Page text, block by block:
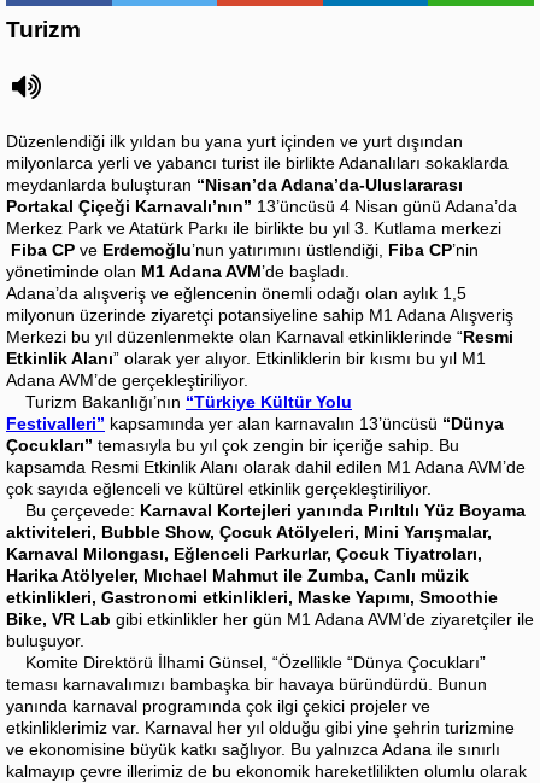
Turizm
Düzenlendiği ilk yıldan bu yana yurt içinden ve yurt dışından
milyonlarca yerli ve yabancı turist ile birlikte Adanalıları sokaklarda
meydanlarda buluşturan “Nisan’da Adana’da-Uluslararası
Portakal Çiçeği Karnavalı’nın” 13’üncüsü 4 Nisan günü Adana’da
Merkez Park ve Atatürk Parkı ile birlikte bu yıl 3. Kutlama merkezi
Fiba CP ve Erdemoğlu’nun yatırımını üstlendiği, Fiba CP’nin
yönetiminde olan M1 Adana AVM’de başladı.
Adana’da alışveriş ve eğlencenin önemli odağı olan aylık 1,5
milyonun üzerinde ziyaretçi potansiyeline sahip M1 Adana Alışveriş
Merkezi bu yıl düzenlenmekte olan Karnaval etkinliklerinde “Resmi
Etkinlik Alanı” olarak yer alıyor. Etkinliklerin bir kısmı bu yıl M1
Adana AVM’de gerçekleştiriliyor.
Turizm Bakanlığı’nın “Türkiye Kültür Yolu
Festivalleri” kapsamında yer alan karnavalın 13’üncüsü “Dünya
Çocukları” temasıyla bu yıl çok zengin bir içeriğe sahip. Bu
kapsamda Resmi Etkinlik Alanı olarak dahil edilen M1 Adana AVM’de
çok sayıda eğlenceli ve kültürel etkinlik gerçekleştiriliyor.
Bu çerçevede: Karnaval Kortejleri yanında Pırıltılı Yüz Boyama
aktiviteleri, Bubble Show, Çocuk Atölyeleri, Mini Yarışmalar,
Karnaval Milongası, Eğlenceli Parkurlar, Çocuk Tiyatroları,
Harika Atölyeler, Mıchael Mahmut ile Zumba, Canlı müzik
etkinlikleri, Gastronomi etkinlikleri, Maske Yapımı, Smoothie
Bike, VR Lab gibi etkinlikler her gün M1 Adana AVM’de ziyaretçiler ile
buluşuyor.
Komite Direktörü İlhami Günsel, “Özellikle “Dünya Çocukları”
teması karnavalımızı bambaşka bir havaya büründürdü. Bunun
yanında karnaval programında çok ilgi çekici projeler ve
etkinliklerimiz var. Karnaval her yıl olduğu gibi yine şehrin turizmine
ve ekonomisine büyük katkı sağlıyor. Bu yalnızca Adana ile sınırlı
kalmayıp çevre illerimiz de bu ekonomik hareketlilikten olumlu olarak